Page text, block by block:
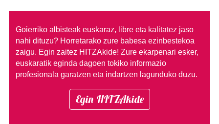
Goierriko albisteak euskaraz, libre eta kalitatez jaso
nahi dituzu? Horretarako zure babesa ezinbestekoa
zaigu. Egin zaitez HITZAkide! Zure ekarpenari esker,
euskaratik eginda dagoen tokiko informazio
profesionala garatzen eta indartzen lagunduko duzu.
Egin HITZAkide